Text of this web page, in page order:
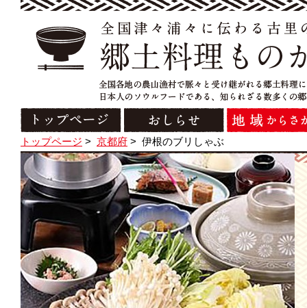
トップページ > 京都府 > 伊根のブリしゃぶ